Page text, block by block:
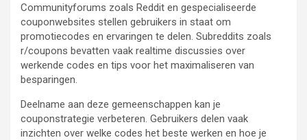
Communityforums zoals Reddit en gespecialiseerde
couponwebsites stellen gebruikers in staat om
promotiecodes en ervaringen te delen. Subreddits zoals
r/coupons bevatten vaak realtime discussies over
werkende codes en tips voor het maximaliseren van
besparingen.
Deelname aan deze gemeenschappen kan je
couponstrategie verbeteren. Gebruikers delen vaak
inzichten over welke codes het beste werken en hoe je